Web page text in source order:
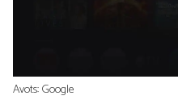
Avots: Google